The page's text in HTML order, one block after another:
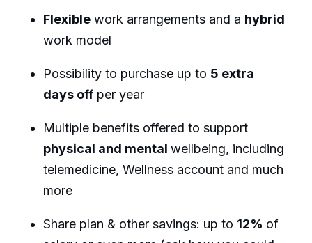
Flexiblework arrangements and a hybrid
work model
Possibility to purchase up to 5 extra
days offper year
Multiple benefits offered to support
physical and mental wellbeing, including
telemedicine, Wellness account and much
more
Share plan & other savings: up to 12% of